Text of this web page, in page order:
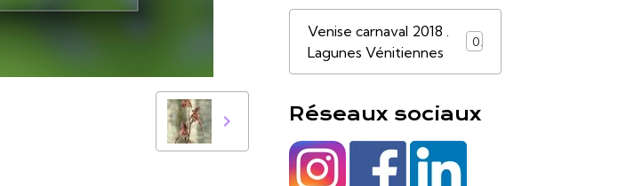
Venise carnaval 2018 .
Lagunes Vénitiennes
0
Réseaux sociaux